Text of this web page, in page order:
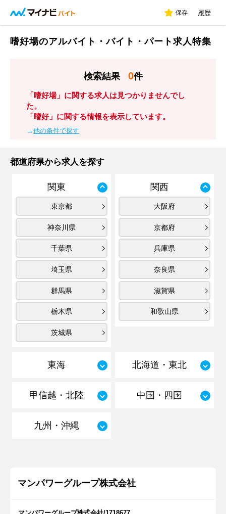
保存 履歴
嗜好場のアルバイト・バイト・パート求人特集
検索結果 0件
「嗜好場」に関する求人は見つかりませんでし
た。
「嗜好」に関する情報を表示しています。
→他の条件で探す
都道府県から求人を探す
関東
東京都
神奈川県
千葉県
埼玉県
群馬県
栃木県
茨城県
関西
大阪府
京都府
兵庫県
奈良県
滋賀県
和歌山県
東海 北海道・東北
甲信越・北陸 中国・四国
九州・沖縄
マンパワーグループ株式会社